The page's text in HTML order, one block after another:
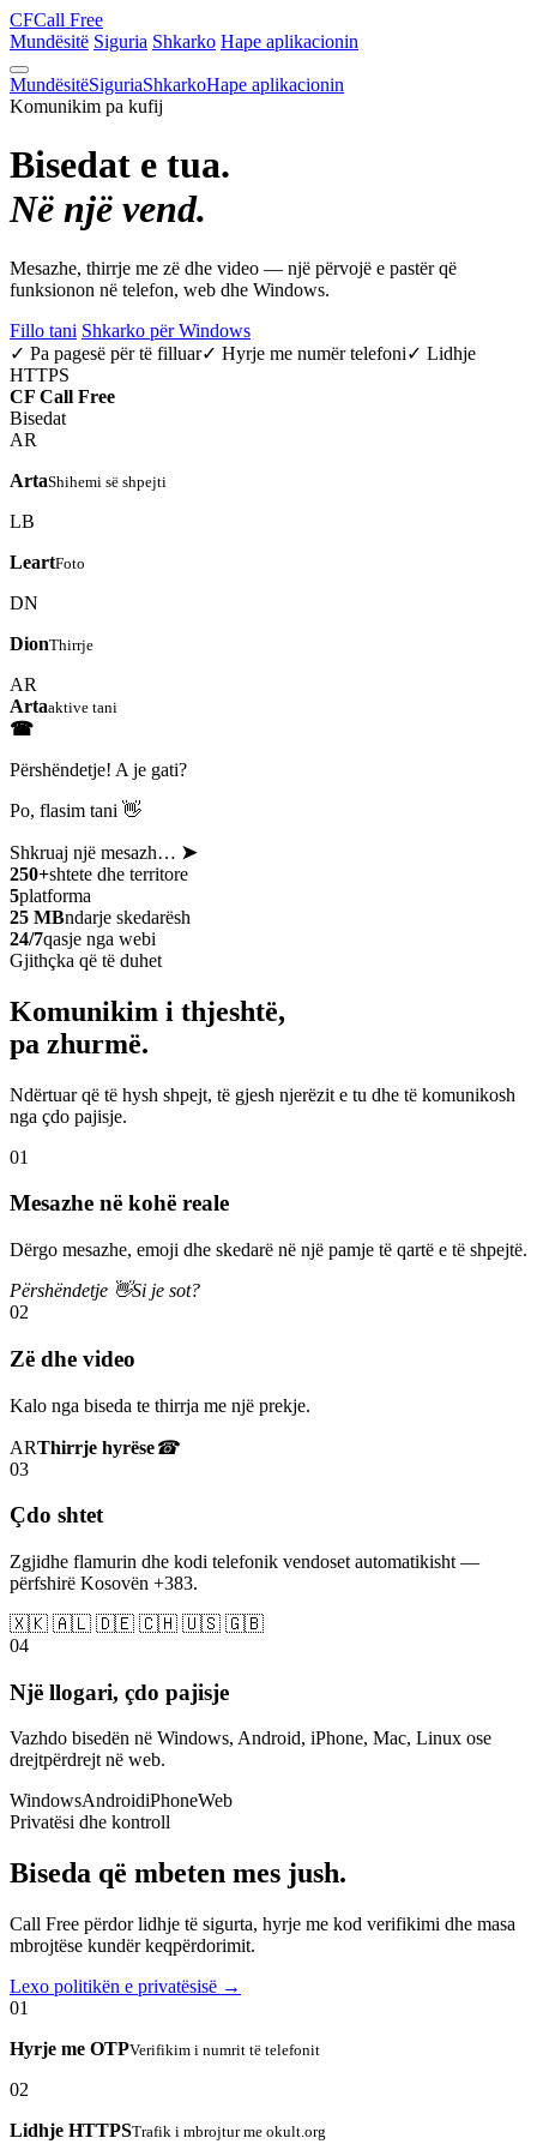
CFCall Free
Mundësitë Siguria Shkarko Hape aplikacionin
MundësitëSiguriaShkarkoHape aplikacionin
Komunikim pa kufij
Bisedat e tua.
Në një vend.
Mesazhe, thirrje me zë dhe video — një përvojë e pastër që
funksionon në telefon, web dhe Windows.
Fillo tani Shkarko për Windows
✓ Pa pagesë për të filluar✓ Hyrje me numër telefoni✓ Lidhje
HTTPS
CF Call Free
Bisedat
AR
ArtaShihemi së shpejti
LB
LeartFoto
DN
DionThirrje
AR
Artaaktive tani
☎
Përshëndetje! A je gati?
Po, flasim tani 👋
Shkruaj një mesazh… ➤
250+shtete dhe territore
5platforma
25 MBndarje skedarësh
24/7qasje nga webi
Gjithçka që të duhet
Komunikim i thjeshtë,
pa zhurmë.
Ndërtuar që të hysh shpejt, të gjesh njerëzit e tu dhe të komunikosh
nga çdo pajisje.
01
Mesazhe në kohë reale
Dërgo mesazhe, emoji dhe skedarë në një pamje të qartë e të shpejtë.
Përshëndetje 👋Si je sot?
02
Zë dhe video
Kalo nga biseda te thirrja me një prekje.
ARThirrje hyrëse☎
03
Çdo shtet
Zgjidhe flamurin dhe kodi telefonik vendoset automatikisht —
përfshirë Kosovën +383.
🇽🇰 🇦🇱 🇩🇪 🇨🇭 🇺🇸 🇬🇧
04
Një llogari, çdo pajisje
Vazhdo bisedën në Windows, Android, iPhone, Mac, Linux ose
drejtpërdrejt në web.
WindowsAndroidiPhoneWeb
Privatësi dhe kontroll
Biseda që mbeten mes jush.
Call Free përdor lidhje të sigurta, hyrje me kod verifikimi dhe masa
mbrojtëse kundër keqpërdorimit.
Lexo politikën e privatësisë →
01
Hyrje me OTPVerifikim i numrit të telefonit
02
Lidhje HTTPSTrafik i mbrojtur me okult.org